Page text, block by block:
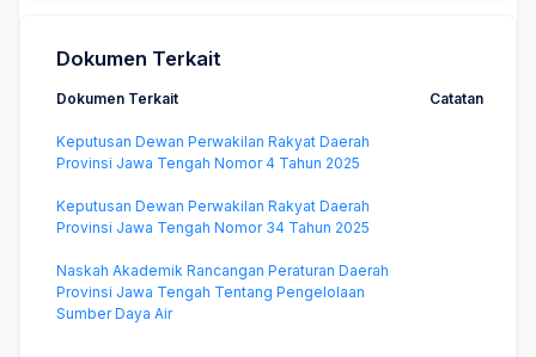
Dokumen Terkait
Dokumen Terkait Catatan
Keputusan Dewan Perwakilan Rakyat Daerah
Provinsi Jawa Tengah Nomor 4 Tahun 2025
Keputusan Dewan Perwakilan Rakyat Daerah
Provinsi Jawa Tengah Nomor 34 Tahun 2025
Naskah Akademik Rancangan Peraturan Daerah
Provinsi Jawa Tengah Tentang Pengelolaan
Sumber Daya Air